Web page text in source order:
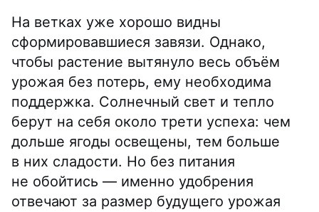
На ветках уже хорошо видны
сформировавшиеся завязи. Однако,
чтобы растение вытянуло весь объём
урожая без потерь, ему необходима
поддержка. Солнечный свет и тепло
берут на себя около трети успеха: чем
дольше ягоды освещены, тем больше
в них сладости. Но без питания
не обойтись — именно удобрения
отвечают за размер будущего урожая